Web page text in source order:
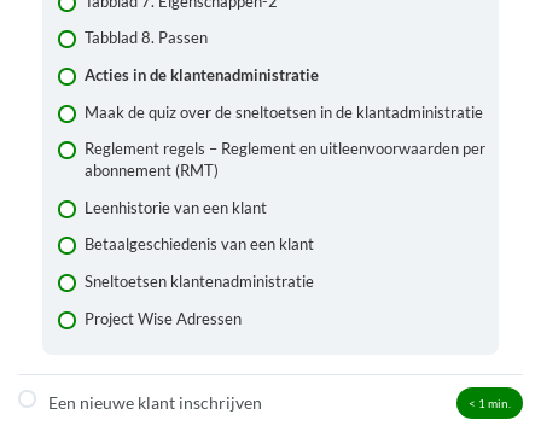
Tabblad 8. Passen
Acties in de klantenadministratie
Maak de quiz over de sneltoetsen in de klantadministratie
Reglement regels – Reglement en uitleenvoorwaarden per
abonnement (RMT)
Leenhistorie van een klant
Betaalgeschiedenis van een klant
Sneltoetsen klantenadministratie
Project Wise Adressen
Een nieuwe klant inschrijven < 1 min.